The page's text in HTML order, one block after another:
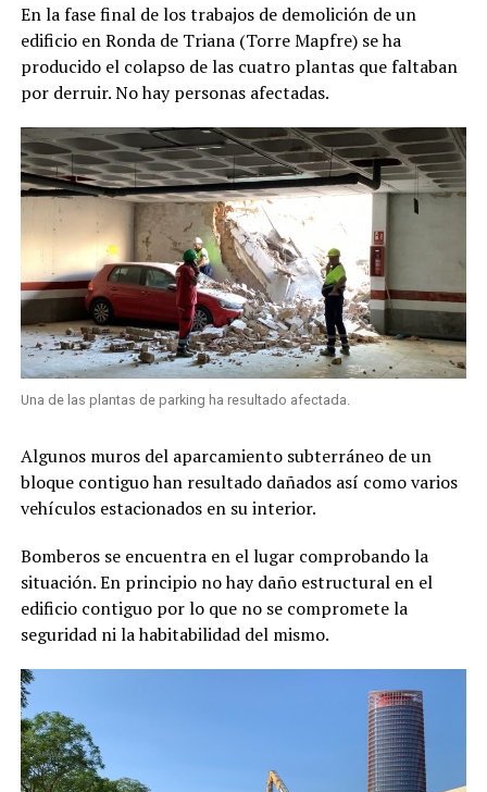
En la fase final de los trabajos de demolición de un
edificio en Ronda de Triana (Torre Mapfre) se ha
producido el colapso de las cuatro plantas que faltaban
por derruir.No hay personas afectadas.
Una de las plantas de parking ha resultado afectada.
Algunos muros del aparcamiento subterráneo de un
bloque contiguo han resultado dañados así como varios
vehículos estacionados en su interior.
Bomberos se encuentra en el lugar comprobando la
situación. En principio no hay daño estructural en el
edificio contiguo por lo que no se compromete la
seguridad ni la habitabilidad del mismo.